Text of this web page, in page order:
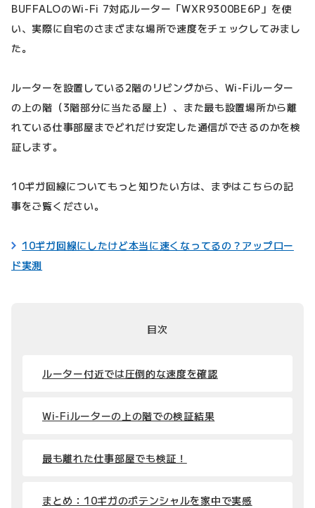
BUFFALOのWi-Fi 7対応ルーター「WXR9300BE6P」を使
い、実際に自宅のさまざまな場所で速度をチェックしてみまし
た。
ルーターを設置している2階のリビングから、Wi-Fiルーター
の上の階（3階部分に当たる屋上）、また最も設置場所から離
れている仕事部屋までどれだけ安定した通信ができるのかを検
証します。
10ギガ回線についてもっと知りたい方は、まずはこちらの記
事をご覧ください。
10ギガ回線にしたけど本当に速くなってるの？アップロー
ド実測
目次
ルーター付近では圧倒的な速度を確認
Wi-Fiルーターの上の階での検証結果
最も離れた仕事部屋でも検証！
まとめ：10ギガのポテンシャルを家中で実感